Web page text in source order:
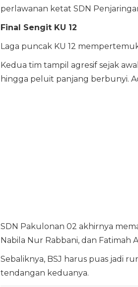
perlawanan ketat SDN
Final Sengit KU 12
Laga puncak KU 12
Kedua tim tampil agresif sejak
hingga peluit panjang berbunyi.
SDN Pakulonan 02 akhirnya
Nabila Nur Rabbani, dan Fatimah
Sebaliknya, BSJ harus puas jadi
tendangan keduanya.